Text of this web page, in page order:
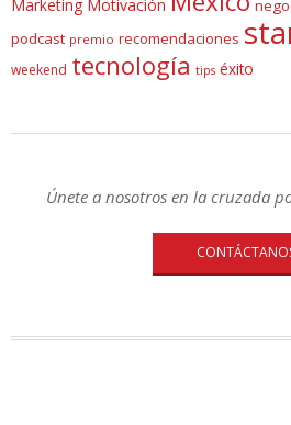
Marketing Motivación
podcast premio recomendaciones
weekend tecnología tips éxito
Únete a nosotros en la cruzada